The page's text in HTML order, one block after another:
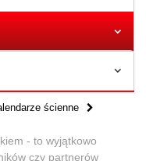
ścienne
- to wyjątkowo
czy partnerów